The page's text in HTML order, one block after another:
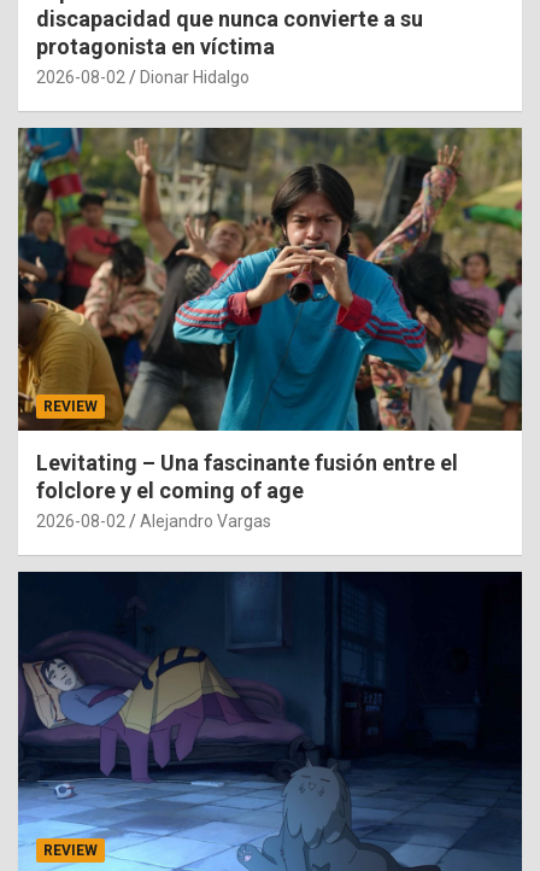
discapacidad que nunca convierte a su
protagonista en víctima
2026-08-02 Dionar Hidalgo
REVIEW
Levitating – Una fascinante fusión entre el
folclore y el coming of age
2026-08-02 Alejandro Vargas
REVIEW